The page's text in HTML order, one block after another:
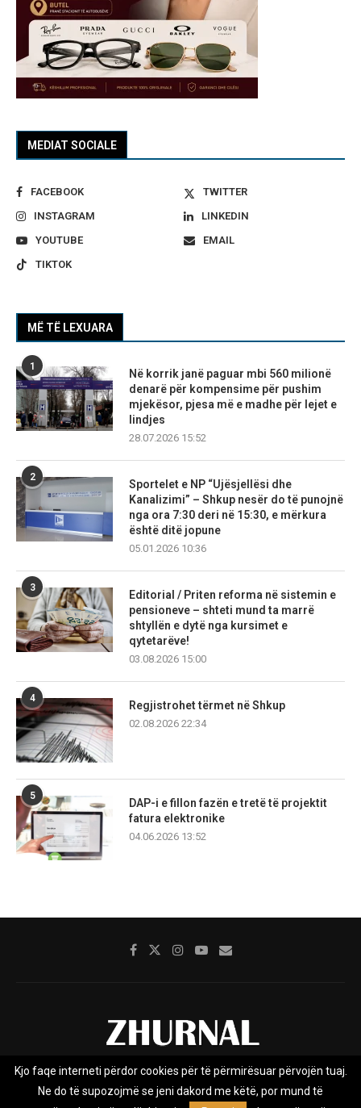
MEDIAT SOCIALE
FACEBOOK
TWITTER
INSTAGRAM
LINKEDIN
YOUTUBE
EMAIL
TIKTOK
MË TË LEXUARA
1
Në korrik janë paguar mbi 560 milionë
denarë për kompensime për pushim
mjekësor, pjesa më e madhe për lejet e
lindjes
28.07.2026 15:52
2
Sportelet e NP “Ujësjellësi dhe
Kanalizimi” – Shkup nesër do të punojnë
nga ora 7:30 deri në 15:30, e mërkura
është ditë jopune
05.01.2026 10:36
3
Editorial / Priten reforma në sistemin e
pensioneve – shteti mund ta marrë
shtyllën e dytë nga kursimet e
qytetarëve!
03.08.2026 15:00
4
Regjistrohet tërmet në Shkup
02.08.2026 22:34
5
DAP-i e fillon fazën e tretë të projektit
fatura elektronike
04.06.2026 13:52
Rreth nesh Impresumi Marketing
Kontakt
Privacy Policy
Kjo faqe interneti përdor cookies për të përmirësuar përvojën tuaj.
Ne do të supozojmë se jeni dakord me këtë, por mund të